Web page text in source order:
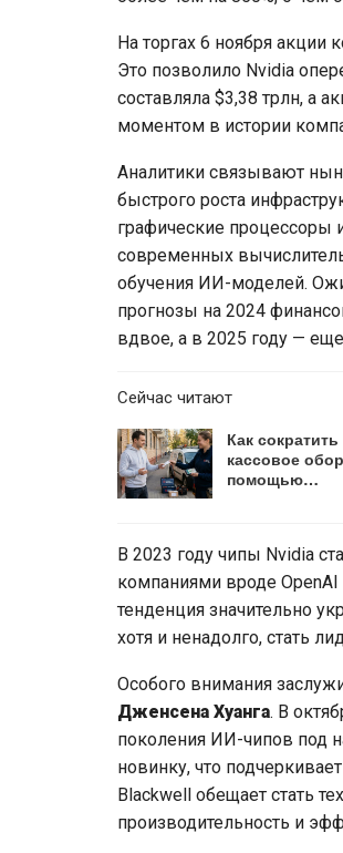
На торгах 6 ноября акции
Это позволило Nvidia
составляла $3,38 трлн, а
моментом в истории
Аналитики связывают
быстрого роста
графические
современных
обучения ИИ-моделей.
прогнозы на 2024
вдвое, а в 2025 году — еще
Сейчас читают
Как
кассовое
помощью…
В 2023 году чипы Nvidia
компаниями вроде OpenAI
тенденция значительно
хотя и ненадолго, стать
Особого внимания
Дженсена Хуанга. В
поколения ИИ-чипов под
новинку, что
Blackwell обещает стать
производительность и